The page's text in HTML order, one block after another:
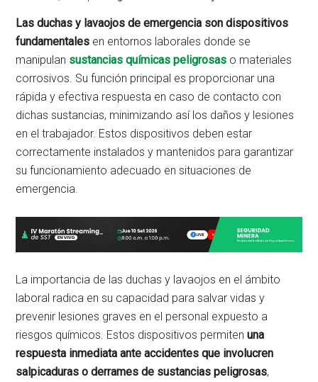
Las duchas y lavaojos de emergencia son dispositivos
fundamentales en entornos laborales donde se
manipulan sustancias químicas peligrosas o materiales
corrosivos. Su función principal es proporcionar una
rápida y efectiva respuesta en caso de contacto con
dichas sustancias, minimizando así los daños y lesiones
en el trabajador. Estos dispositivos deben estar
correctamente instalados y mantenidos para garantizar
su funcionamiento adecuado en situaciones de
emergencia.
La importancia de las duchas y lavaojos en el ámbito
laboral radica en su capacidad para salvar vidas y
prevenir lesiones graves en el personal expuesto a
riesgos químicos. Estos dispositivos permitenuna
respuesta inmediata ante accidentes que involucren
salpicaduras o derrames de sustancias peligrosas,